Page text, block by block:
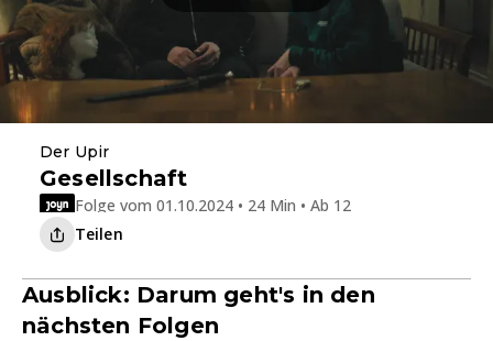
Der Upir
Gesellschaft
Folge vom 01.10.2024 • 24 Min • Ab 12
Teilen
Ausblick: Darum geht's in den
nächsten Folgen